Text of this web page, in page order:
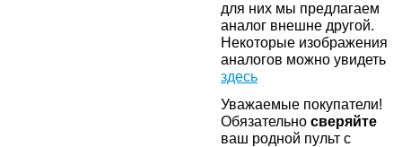
для них мы предлагаем
аналог внешне другой.
Некоторые изображения
аналогов можно увидеть
здесь
Уважаемые покупатели!
Обязательно сверяйте
ваш родной пульт с